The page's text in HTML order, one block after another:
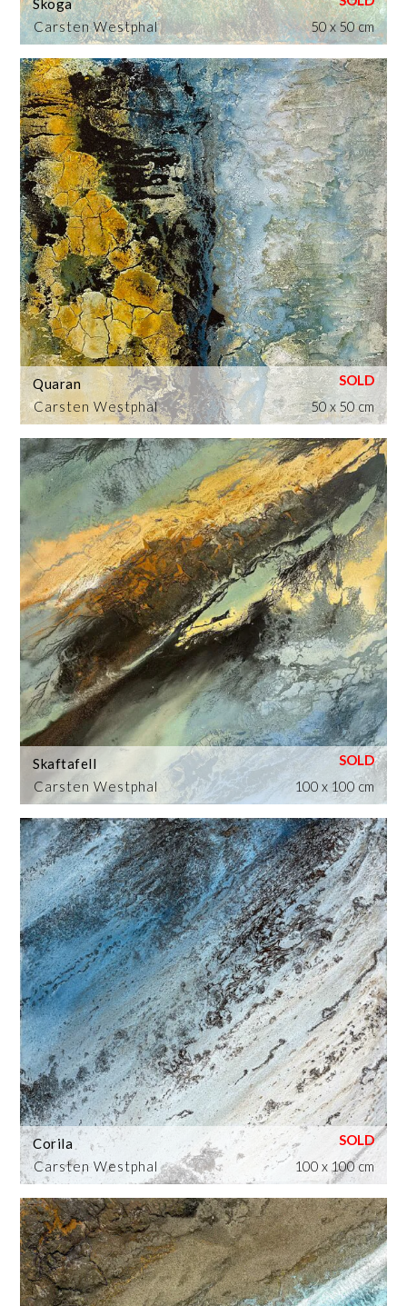
Carsten Westphal
Skoga
50 x 50 cm
Carsten Westphal
Quaran
50 x 50 cm
Carsten Westphal
Skaftafell
100 x 100 cm
Carsten Westphal
Corila
100 x 100 cm